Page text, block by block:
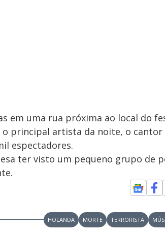
em uma rua próxima ao local do
principal artista da noite, o cantor
espectadores.
ter visto um pequeno grupo de
HOLANDA MORTE TERRORISTA